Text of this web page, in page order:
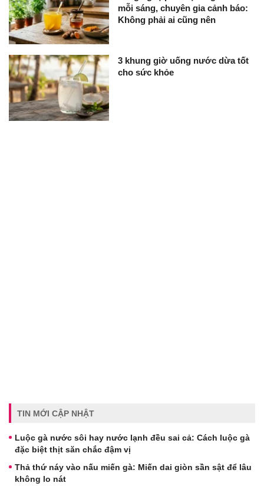
mỗi sáng, chuyên gia cảnh báo:
Không phải ai cũng nên
3 khung giờ uống nước dừa tốt
cho sức khỏe
TIN MỚI CẬP NHẬT
Luộc gà nước sôi hay nước lạnh đều sai cả: Cách luộc gà
đặc biệt thịt săn chắc đậm vị
Thả thứ náy vào nấu miến gà: Miến dai giòn sần sật để lâu
không lo nát